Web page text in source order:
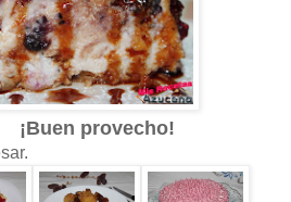
¡Buen provecho!